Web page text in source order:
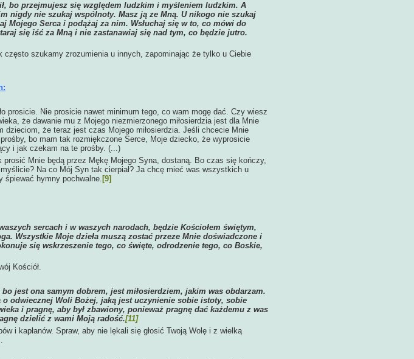
bo przejmujesz się względem ludzkim i myśleniem ludzkim. A
nigdy nie szukaj wspólnoty. Masz ją ze Mną. U nikogo nie szukaj
Mojego Serca i podążaj za nim. Wsłuchaj się w to, co mówi do
się iść za Mną i nie zastanawiaj się nad tym, co będzie jutro.
szukamy zrozumienia u innych, zapominając że tylko u Ciebie
prosicie. Nie prosicie nawet minimum tego, co wam mogę dać. Czy wiesz
że dawanie mu z Mojego niezmierzonego miłosierdzia jest dla Mnie
dzieciom, że teraz jest czas Mojego miłosierdzia. Jeśli chcecie Mnie
bo mam tak rozmiękczone Serce, Moje dziecko, że wyprosicie
i jak czekam na te prośby. (...)
Mnie będą przez Mękę Mojego Syna, dostaną. Bo czas się kończy,
myślicie? Na co Mój Syn tak cierpiał? Ja chcę mieć was wszystkich u
hymny pochwalne.[9]
sercach i w waszych narodach, będzie Kościołem świętym,
Wszystkie Moje dzieła muszą zostać przeze Mnie doświadczone i
się wskrzeszenie tego, co święte, odrodzenie tego, co Boskie,
Kościół.
jest ona samym dobrem, jest miłosierdziem, jakim was obdarzam.
o odwiecznej Woli Bożej, jaką jest uczynienie sobie istoty, sobie
i pragnę, aby był zbawiony, ponieważ pragnę dać każdemu z was
dzielić z wami Moją radość.[11]
i kapłanów. Spraw, aby nie lękali się głosić Twoją Wolę i z wielką